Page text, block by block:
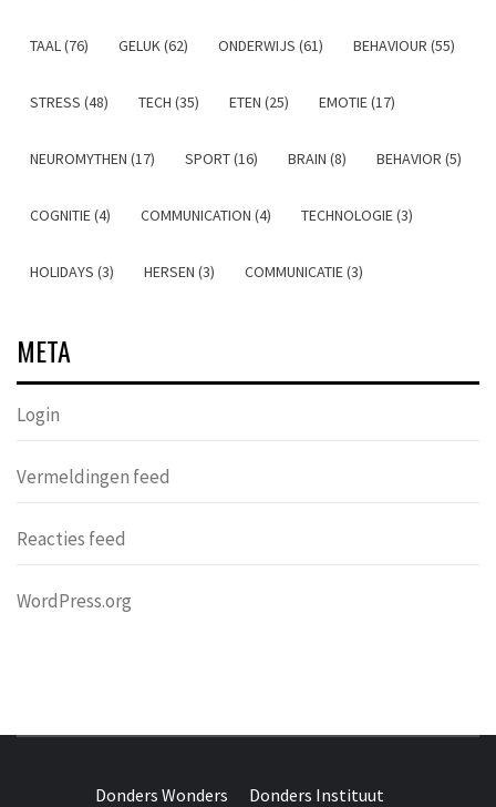
TAAL (76) GELUK (62) ONDERWIJS (61) BEHAVIOUR (55)
STRESS (48) TECH (35) ETEN (25) EMOTIE (17)
NEUROMYTHEN (17) SPORT (16) BRAIN (8) BEHAVIOR (5)
COGNITIE (4) COMMUNICATION (4) TECHNOLOGIE (3)
HOLIDAYS (3) HERSEN (3) COMMUNICATIE (3)
META
Login
Vermeldingen feed
Reacties feed
WordPress.org
Donders Wonders Donders Instituut